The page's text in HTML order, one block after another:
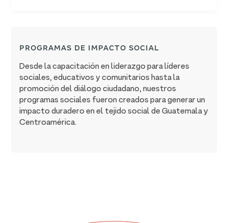
PROGRAMAS DE IMPACTO SOCIAL
Desde la capacitación en liderazgo para líderes
sociales, educativos y comunitarios hasta la
promoción del diálogo ciudadano, nuestros
programas sociales fueron creados para generar un
impacto duradero en el tejido social de Guatemala y
Centroamérica.